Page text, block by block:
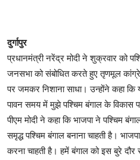
दुर्गापुर
प्रधानमंत्री नरेंद्र मोदी ने शुक्रवार को
जनसभा को संबोधित करते हुए तृणमूल
पर जमकर निशाना साधा। उन्होंने कहा
पावन समय में मुझे पश्चिम बंगाल के विकास
पीएम मोदी ने कहा कि भाजपा ने पश्चिम
समृद्ध पश्चिम बंगाल बनाना चाहती है।
करना चाहती है। हमें बंगाल को इस बुरे